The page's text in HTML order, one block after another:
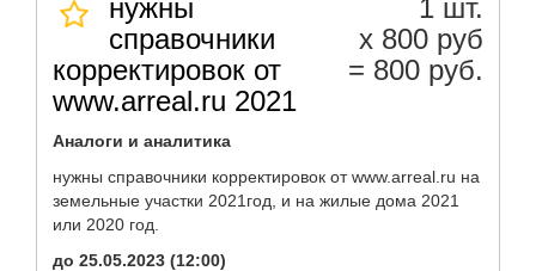
нужны
справочники
корректировок от
www.arreal.ru 2021
1 шт.
х 800 руб
= 800 руб.
Аналоги и аналитика
нужны справочники корректировок от www.arreal.ru на
земельные участки 2021год, и на жилые дома 2021
или 2020 год.
до 25.05.2023 (12:00)